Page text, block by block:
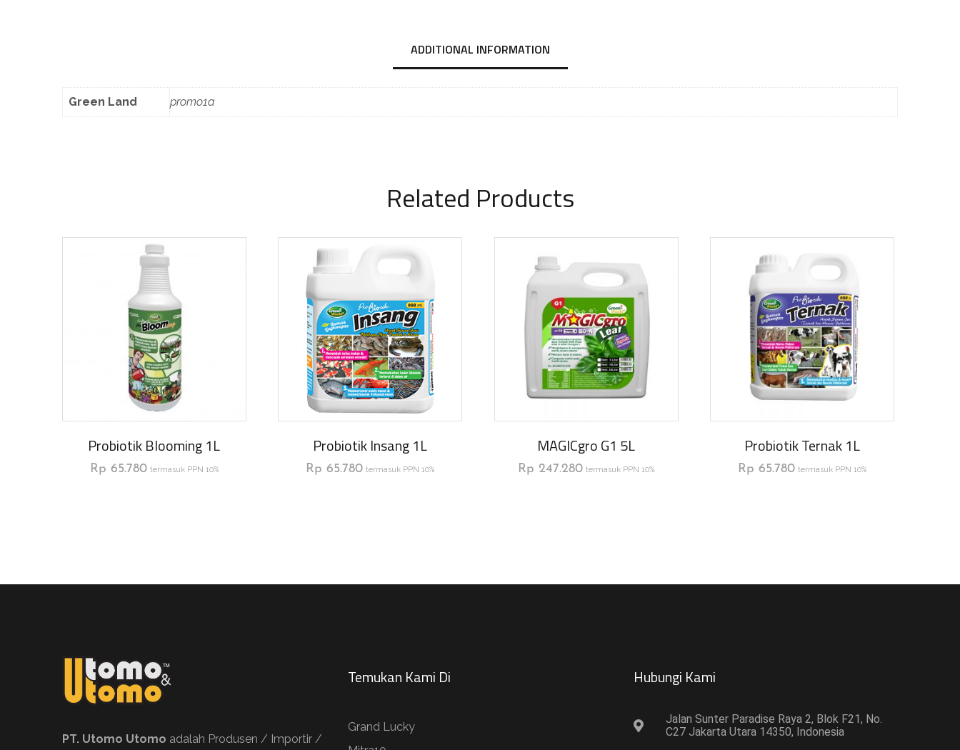
ADDITIONAL INFORMATION
Green Land promo1a
Related Products
Probiotik Blooming 1L
Rp 65.780 termasuk PPN 10%
Probiotik Insang 1L
Rp 65.780 termasuk PPN 10%
MAGICgro G1 5L
Rp 247.280 termasuk PPN 10%
Probiotik Ternak 1L
Rp 65.780 termasuk PPN 10%
PT. Utomo Utomo adalah Produsen / Importir /
Temukan Kami Di
Grand Lucky
Hubungi Kami​
Jalan Sunter Paradise Raya 2, Blok F21, No.
C27 Jakarta Utara 14350, Indonesia